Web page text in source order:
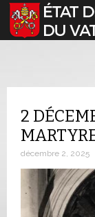
Sélectionnez votre
2
décembre 2, 2025